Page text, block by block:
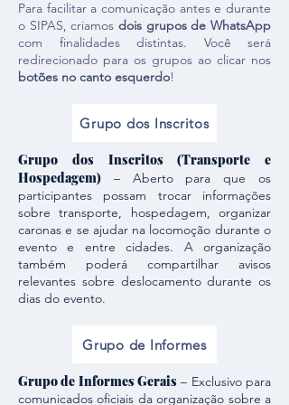
Para facilitar a comunicação antes e durante
o SIPAS, criamos dois grupos de WhatsApp
com finalidades distintas. Você será
redirecionado para os grupos ao clicar nos
botões no canto esquerdo!
Grupo dos Inscritos
Grupo dos Inscritos (Transporte e
Hospedagem) – Aberto para que os
participantes possam trocar informações
sobre transporte, hospedagem, organizar
caronas e se ajudar na locomoção durante o
evento e entre cidades. A organização
também poderá compartilhar avisos
relevantes sobre deslocamento durante os
dias do evento.
Grupo de Informes
Grupo de Informes Gerais – Exclusivo para
comunicados oficiais da organização sobre a